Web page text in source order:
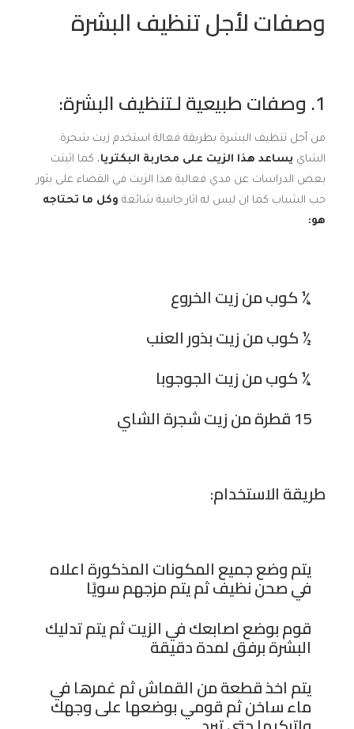
وصفات لأجل تنظيف البشرة
1. وصفات طبيعية لـتنظيف البشرة:
من أجل تنظيف البشرة بطريقة فعالة استخدم زيت شجرة
الشاي يساعد هذا الزيت على محاربة البكتريا، كما اثبتت
بعض الدراسات عن مدي فعالية هذا الزيت في القضاء على بثور
حب الشباب كما ان ليس له اثار جانبية شائعة وكل ما تحتاجه
هو:
¼ كوب من زيت الخروع
½ كوب من زيت بذور العنب
¼ كوب من زيت الجوجوبا
15 قطرة من زيت شجرة الشاي
طريقة الاستخدام:
يتم وضع جميع المكونات المذكورة اعلاه
في صحن نظيف ثم يتم مزجهم سويًا
قوم بوضع اصابعك في الزيت ثم يتم تدليك
البشرة برفق لمدة دقيقة
يتم اخذ قطعة من القماش ثم غمرها في
ماء ساخن ثم قومي بوضعها على وجهك